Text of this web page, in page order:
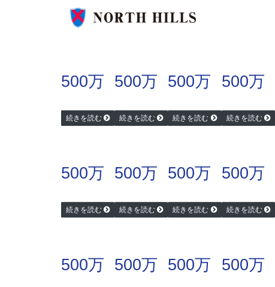
500万
続きを読む
500万
続きを読む
500万
続きを読む
500万
続きを読む
500万
続きを読む
500万
続きを読む
500万
続きを読む
500万
続きを読む
500万 500万 500万 500万